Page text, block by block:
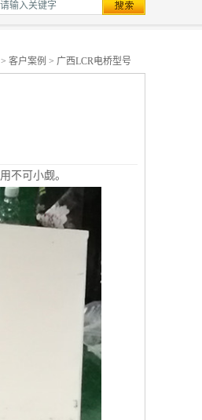
> 客户案例 > 广西LCR电桥型号
不可小觑。